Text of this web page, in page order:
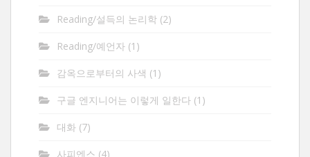
Reading/설득의 논리학 (2)
Reading/예언자 (1)
감옥으로부터의 사색 (1)
구글 엔지니어는 이렇게 일한다 (1)
대화 (7)
사피엔스 (4)